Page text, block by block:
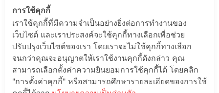
(CS) CS จะเน้นไปทางการพัฒนาซอร์ฟแวร์ เจาะลึกไปในส่วนนี้
มากกว่าภาควิชาอื่นๆ อย่างเช่น สร้างระบบปฎิบัติการ (OS) วิเคราะ
ข้อมูล ออกแบบระบบ ที่เน้นไปด้านของวิทยาศาสตร์มากขึ้น แต่ยังมี
การเรียนในส่วนของระบบไฟฟ้าหรือการทำงานของคอมพิวเตอร์อยู่
เช่นกันคล้ายกับ CPE 3. เทคโนโลยีสารสนเทศ (IT) IT นั้นจะเน้น
การใช้งานโปรแกรม รวมถึงฮาร์ดแวร์ต่างๆ และระบบเน็ตเวิร์ก ที่ได้
จากการพัฒนาโดย CS และ CPE ให้เกิดประโยชน์ และประสิทธิภาพ
การใช้คุกกี้
เราใช้คุกกี้ที่มีความจำเป็นอย่างยิ่งต่อการทำงานของ
เว็บไซต์ และเราประสงค์จะใช้คุกกี้ทางเลือกเพื่อช่วย
ปรับปรุงเว็บไซต์ของเรา โดยเราจะไม่ใช้คุกกี้ทางเลือก
จนกว่าคุณจะอนุญาตให้เราใช้งานคุกกี้ดังกล่าว คุณ
สามารถเลือกตั้งค่าความยินยอมการใช้คุกกี้ได้ โดยคลิก
"การตั้งค่าคุกกี้" หรือสามารถศึกษารายละเอียดของการใช้